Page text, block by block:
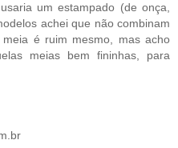
um estampado (de onça,
achei que não combinam
é ruim mesmo, mas acho
meias bem fininhas, para